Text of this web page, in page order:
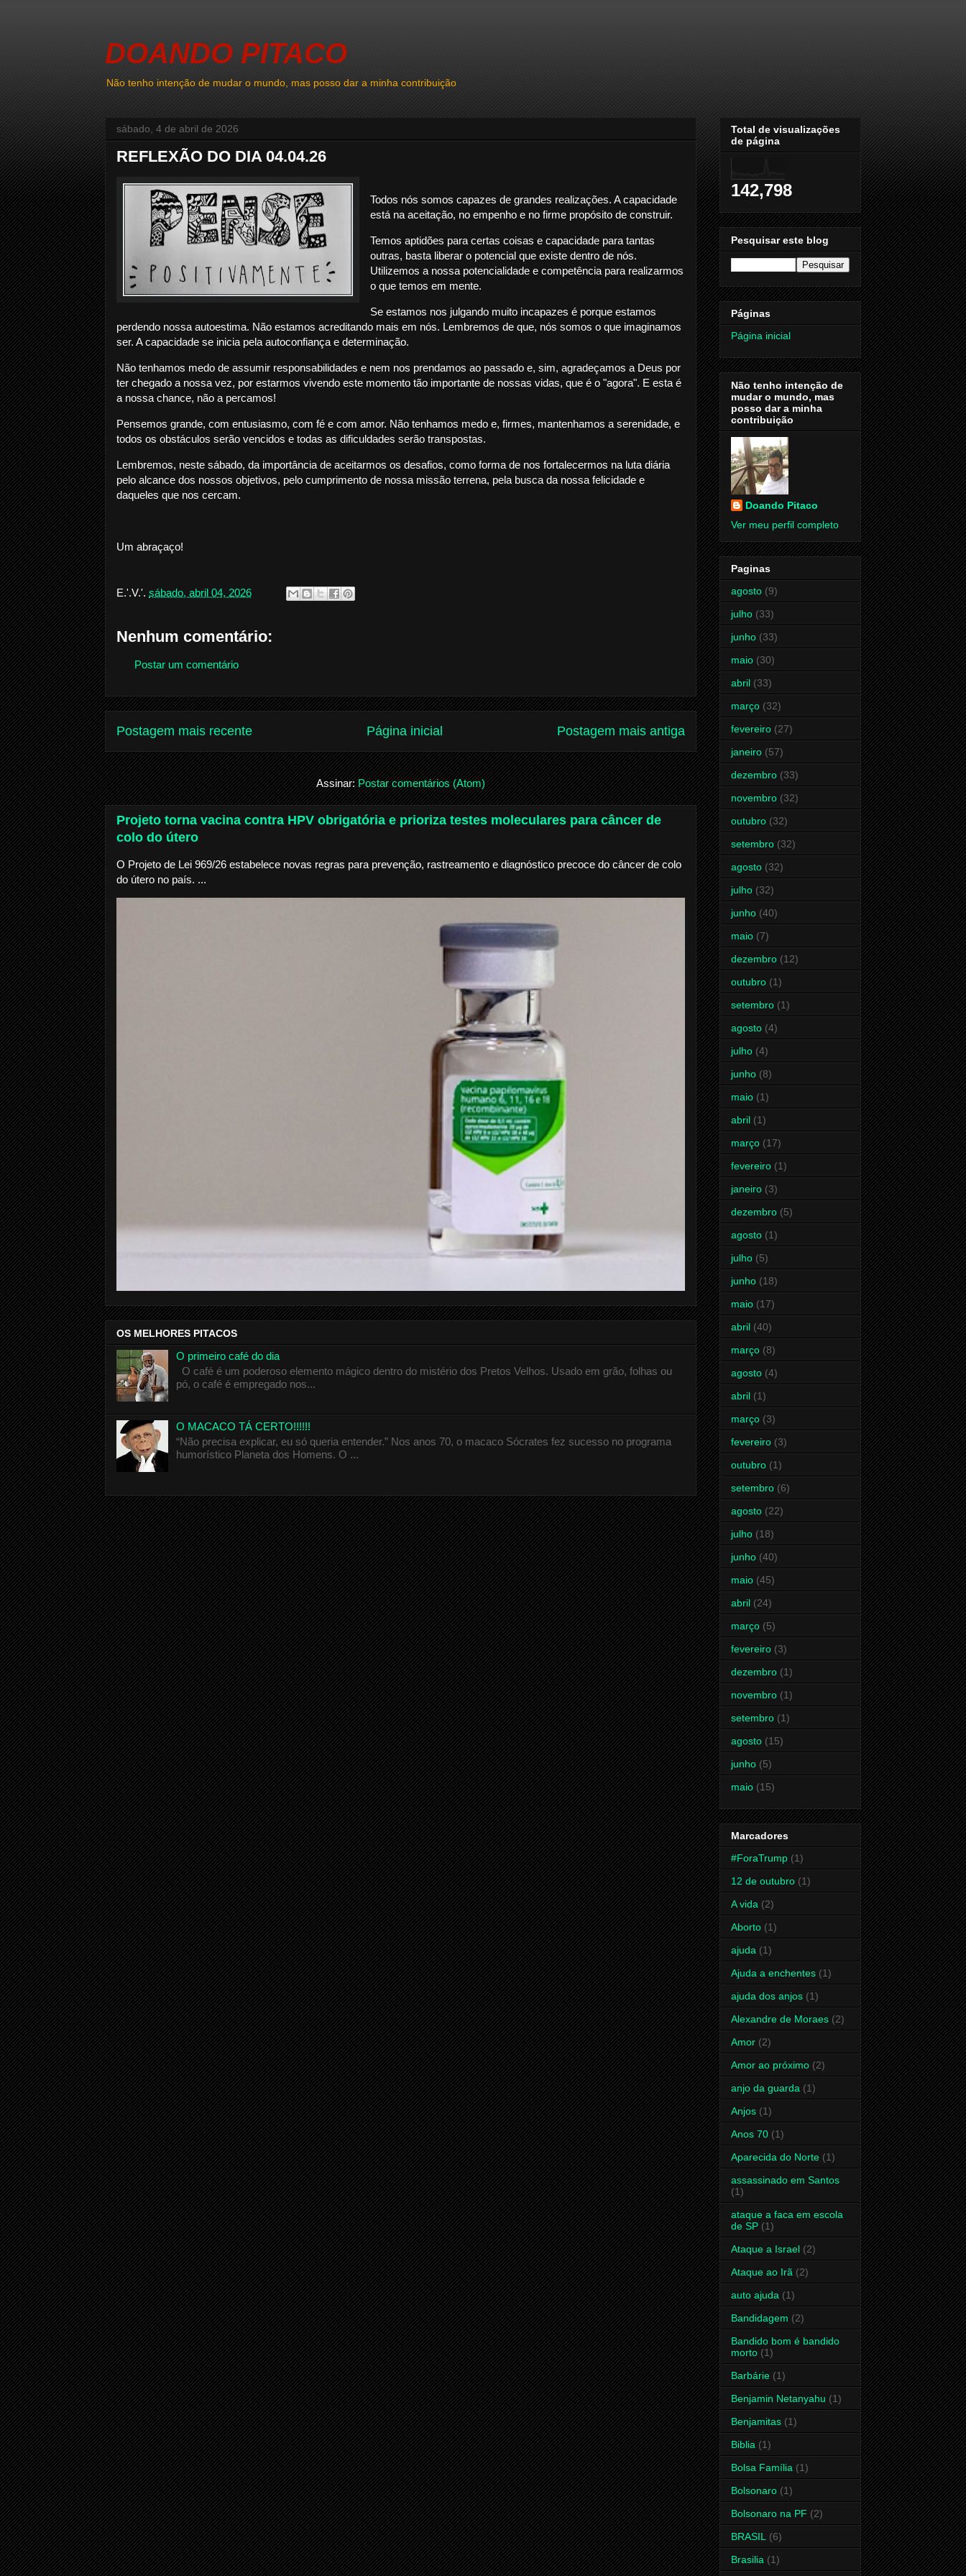
DOANDO PITACO
Não tenho intenção de mudar o mundo, mas posso dar a minha contribuição
sábado, 4 de abril de 2026
REFLEXÃO DO DIA 04.04.26
Todos nós somos capazes de grandes realizações. A capacidade
está na aceitação, no empenho e no firme propósito de construir.
Temos aptidões para certas coisas e capacidade para tantas
outras, basta liberar o potencial que existe dentro de nós.
Utilizemos a nossa potencialidade e competência para realizarmos
o que temos em mente.
Se estamos nos julgando muito incapazes é porque estamos
perdendo nossa autoestima. Não estamos acreditando mais em nós. Lembremos de que, nós somos o que imaginamos
ser. A capacidade se inicia pela autoconfiança e determinação.
Não tenhamos medo de assumir responsabilidades e nem nos prendamos ao passado e, sim, agradeçamos a Deus por
ter chegado a nossa vez, por estarmos vivendo este momento tão importante de nossas vidas, que é o "agora". E esta é
a nossa chance, não a percamos!
Pensemos grande, com entusiasmo, com fé e com amor. Não tenhamos medo e, firmes, mantenhamos a serenidade, e
todos os obstáculos serão vencidos e todas as dificuldades serão transpostas.
Lembremos, neste sábado, da importância de aceitarmos os desafios, como forma de nos fortalecermos na luta diária
pelo alcance dos nossos objetivos, pelo cumprimento de nossa missão terrena, pela busca da nossa felicidade e
daqueles que nos cercam.
Um abraçaço!
E.'.V.'. sábado, abril 04, 2026
Nenhum comentário:
Postar um comentário
Postagem mais recente Postagem mais antiga
Página inicial
Assinar:Postar comentários (Atom)
Projeto torna vacina contra HPV obrigatória e prioriza testes moleculares para câncer de
colo do útero
O Projeto de Lei 969/26 estabelece novas regras para prevenção, rastreamento e diagnóstico precoce do câncer de colo
do útero no país. ...
OS MELHORES PITACOS
O primeiro café do dia
O café é um poderoso elemento mágico dentro do mistério dos Pretos Velhos. Usado em grão, folhas ou
pó, o café é empregado nos...
O MACACO TÁ CERTO!!!!!!
“Não precisa explicar, eu só queria entender.” Nos anos 70, o macaco Sócrates fez sucesso no programa
humorístico Planeta dos Homens. O ...
Total de visualizações
de página
142,798
Pesquisar este blog
Páginas
Página inicial
Não tenho intenção de
mudar o mundo, mas
posso dar a minha
contribuição
Doando Pitaco
Ver meu perfil completo
Paginas
agosto (9)
julho (33)
junho (33)
maio (30)
abril (33)
março (32)
fevereiro (27)
janeiro (57)
dezembro (33)
novembro (32)
outubro (32)
setembro (32)
agosto (32)
julho (32)
junho (40)
maio (7)
dezembro (12)
outubro (1)
setembro (1)
agosto (4)
julho (4)
junho (8)
maio (1)
abril (1)
março (17)
fevereiro (1)
janeiro (3)
dezembro (5)
agosto (1)
julho (5)
junho (18)
maio (17)
abril (40)
março (8)
agosto (4)
abril (1)
março (3)
fevereiro (3)
outubro (1)
setembro (6)
agosto (22)
julho (18)
junho (40)
maio (45)
abril (24)
março (5)
fevereiro (3)
dezembro (1)
novembro (1)
setembro (1)
agosto (15)
junho (5)
maio (15)
Marcadores
#ForaTrump (1)
12 de outubro (1)
A vida (2)
Aborto (1)
ajuda (1)
Ajuda a enchentes (1)
ajuda dos anjos (1)
Alexandre de Moraes (2)
Amor (2)
Amor ao próximo (2)
anjo da guarda (1)
Anjos (1)
Anos 70 (1)
Aparecida do Norte (1)
assassinado em Santos
(1)
ataque a faca em escola
de SP (1)
Ataque a Israel (2)
Ataque ao Irã (2)
auto ajuda (1)
Bandidagem (2)
Bandido bom é bandido
morto (1)
Barbárie (1)
Benjamin Netanyahu (1)
Benjamitas (1)
Biblia (1)
Bolsa Família (1)
Bolsonaro (1)
Bolsonaro na PF (2)
BRASIL (6)
Brasilia (1)